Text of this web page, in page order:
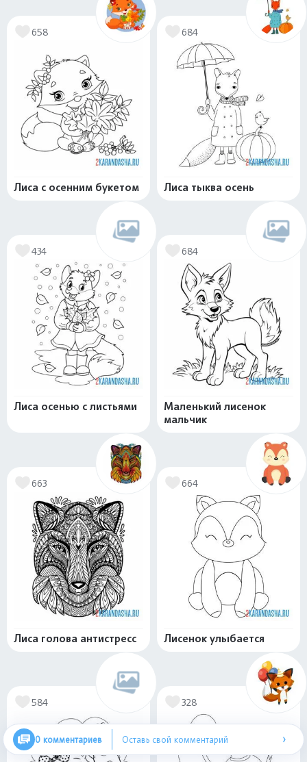
658
Лиса с осенним букетом
684
Лиса тыква осень
434
Лиса осенью с листьями
684
Маленький лисенок
мальчик
663
Лиса голова антистресс
664
Лисенок улыбается
584 328
0 комментариев Оставь свой комментарий ›